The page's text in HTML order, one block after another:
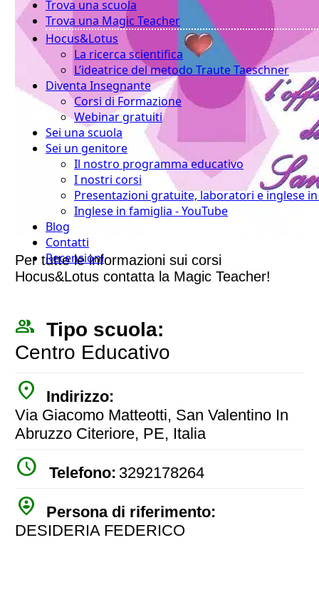
Trova una scuola
Trova una Magic Teacher
Hocus&Lotus
La ricerca scientifica
L’ideatrice del metodo Traute Taeschner
Diventa Insegnante
Corsi di Formazione
Webinar gratuiti
Sei una scuola
Sei un genitore
Il nostro programma educativo
I nostri corsi
Presentazioni gratuite, laboratori e inglese in
Inglese in famiglia - YouTube
Blog
Contatti
Recensioni
Per tutte le informazioni sui corsi
Hocus&Lotus contatta la Magic Teacher!
people_outline Tipo scuola:
Centro Educativo
place
Indirizzo:
Via Giacomo Matteotti, San Valentino In
Abruzzo Citeriore, PE, Italia
watch_later Telefono: 3292178264
person_pin_circle
Persona di riferimento:
DESIDERIA FEDERICO